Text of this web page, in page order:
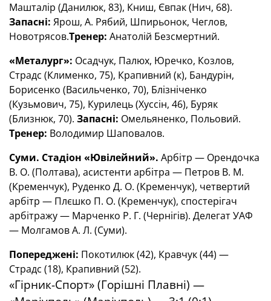
Машталір (Данилюк, 83), Книш, Євпак (Нич, 68).
Запасні: Ярош, А. Рябий, Шпирьонок, Чеглов,
Новотрясов.Тренер: Анатолій Безсмертний.
«Металург»: Осадчук, Палюх, Юречко, Козлов,
Страдс (Клименко, 75), Крапивний (к), Бандурін,
Борисенко (Васильченко, 70), Блізніченко
(Кузьмович, 75), Курилець (Хуссін, 46), Буряк
(Близнюк, 70). Запасні: Омельяненко, Польовий.
Тренер: Володимир Шаповалов.
Суми. Стадіон «Ювілейний». Арбітр — Орендочка
В. О. (Полтава), асистенти арбітра — Петров В. М.
(Кременчук), Руденко Д. О. (Кременчук), четвертий
арбітр — Плєшко П. О. (Кременчук), спостерігач
арбітражу — Марченко Р. Г. (Чернігів). Делегат УАФ
— Молгамов А. Л. (Суми).
Попереджені: Покотилюк (42), Кравчук (44) —
Страдс (18), Крапивний (52).
«Гірник-Спорт» (Горішні Плавні) —